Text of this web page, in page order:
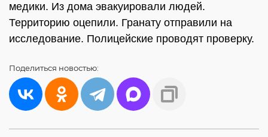
медики. Из дома эвакуировали людей.
Территорию оцепили. Гранату отправили на
исследование. Полицейские проводят проверку.
Поделиться новостью: